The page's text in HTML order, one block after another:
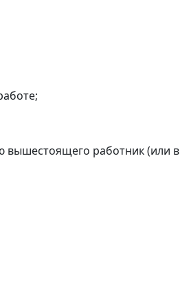
вышестоящего работник (или в